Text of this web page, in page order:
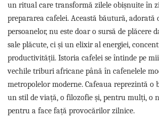
Consumabile
Cappucino instant
Ciocolata calda
Lapte instant
Pliculete Zahar si Miere
Siropuri
Topping
Aparate SH
un ritual care transformă zilele obișnuite în
prepararea cafelei. Această băutură, adorată
persoanelor, nu este doar o sursă de plăcere
sale plăcute, ci și un elixir al energiei,
productivității. Istoria cafelei se întinde pe
vechile triburi africane până în cafenelele
metropolelor moderne. Cafeaua reprezintă o
un stil de viață, o filozofie și, pentru mulți, o
pentru a face față provocărilor zilnice.